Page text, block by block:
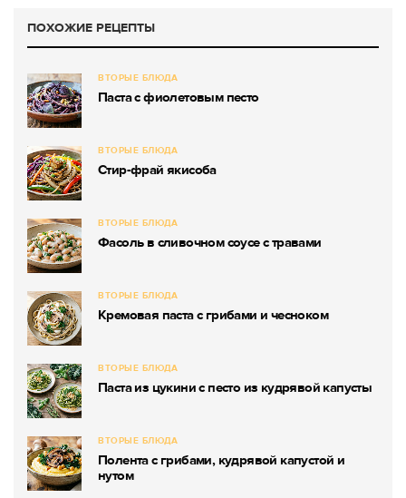
ПОХОЖИЕ РЕЦЕПТЫ
ВТОРЫЕ БЛЮДА
Паста с фиолетовым песто
ВТОРЫЕ БЛЮДА
Стир-фрай якисоба
ВТОРЫЕ БЛЮДА
Фасоль в сливочном соусе с травами
ВТОРЫЕ БЛЮДА
Кремовая паста с грибами и чесноком
ВТОРЫЕ БЛЮДА
Паста из цукини с песто из кудрявой капусты
ВТОРЫЕ БЛЮДА
Полента с грибами, кудрявой капустой и
нутом